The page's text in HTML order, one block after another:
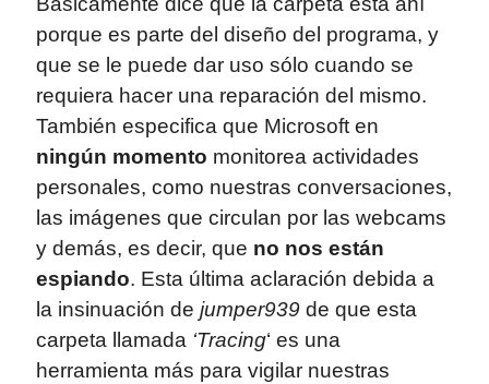
porque es parte del diseño del programa, y
que se le puede dar uso sólo cuando se
requiera hacer una reparación del mismo.
También especifica que Microsoft en
ningún momento monitorea actividades
personales, como nuestras conversaciones,
las imágenes que circulan por las webcams
y demás, es decir, que no nos están
espiando. Esta última aclaración debida a
la insinuación de jumper939 de que esta
carpeta llamada ‘Tracing‘ es una
herramienta más para vigilar nuestras